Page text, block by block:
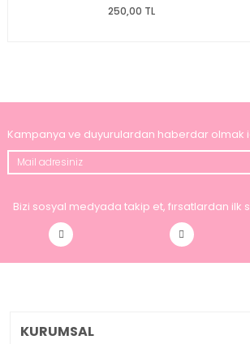
250,00 TL
Kampanya ve duyurulardan haberdar olmak
Bizi sosyal medyada takip et, fırsatlardan ilk
KURUMSAL